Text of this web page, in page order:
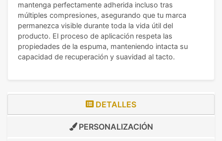
mantenga perfectamente adherida incluso tras
múltiples compresiones, asegurando que tu marca
permanezca visible durante toda la vida útil del
producto. El proceso de aplicación respeta las
propiedades de la espuma, manteniendo intacta su
capacidad de recuperación y suavidad al tacto.
DETALLES
PERSONALIZACIÓN